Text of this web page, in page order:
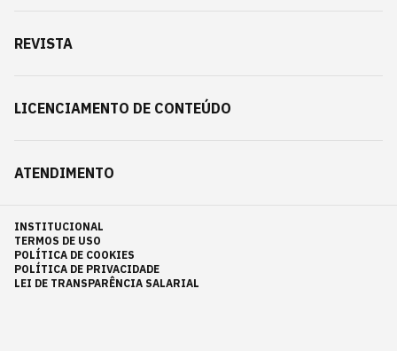
REVISTA
LICENCIAMENTO DE CONTEÚDO
ATENDIMENTO
INSTITUCIONAL
TERMOS DE USO
POLÍTICA DE COOKIES
POLÍTICA DE PRIVACIDADE
LEI DE TRANSPARÊNCIA SALARIAL